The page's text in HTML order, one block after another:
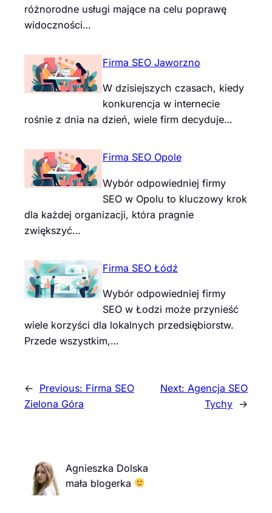
różnorodne usługi mające na celu poprawę
widoczności…
Firma SEO Jaworzno
W dzisiejszych czasach, kiedy
konkurencja w internecie
rośnie z dnia na dzień, wiele firm decyduje…
Firma SEO Opole
Wybór odpowiedniej firmy
SEO w Opolu to kluczowy krok
dla każdej organizacji, która pragnie
zwiększyć…
Firma SEO Łódź
Wybór odpowiedniej firmy
SEO w Łodzi może przynieść
wiele korzyści dla lokalnych przedsiębiorstw.
Przede wszystkim,…
← Previous: Firma SEO
Zielona Góra
Next: Agencja SEO
Tychy →
Agnieszka Dolska
mała blogerka